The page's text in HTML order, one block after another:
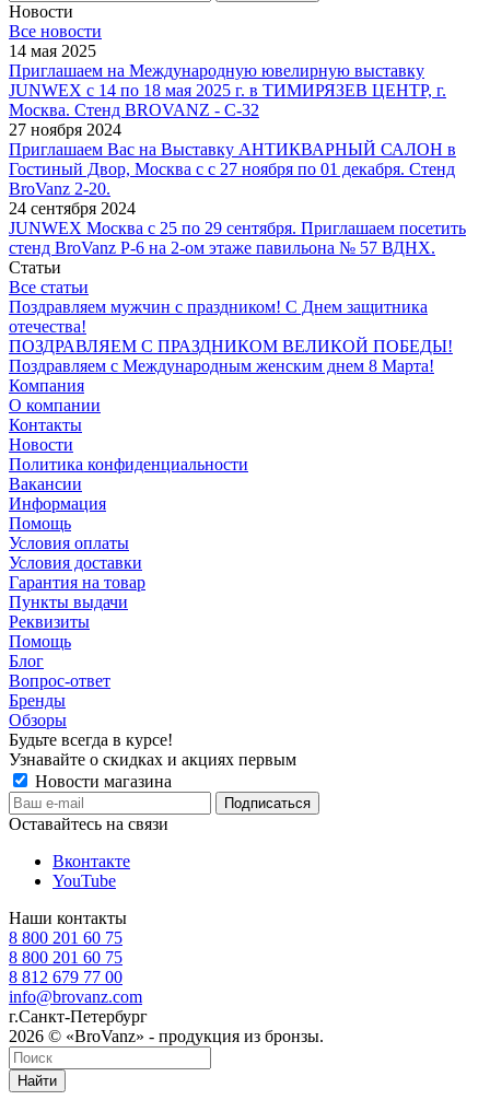
Новости
Все новости
14 мая 2025
Приглашаем на Международную ювелирную выставку
JUNWEX с 14 по 18 мая 2025 г. в ТИМИРЯЗЕВ ЦЕНТР, г.
Москва. Стенд BROVANZ - С-32
27 ноября 2024
Приглашаем Вас на Выставку АНТИКВАРНЫЙ САЛОН в
Гостиный Двор, Москва с с 27 ноября по 01 декабря. Стенд
BroVanz 2-20.
24 сентября 2024
JUNWEX Москва с 25 по 29 сентября. Приглашаем посетить
стенд BroVanz Р-6 на 2-ом этаже павильона № 57 ВДНХ.
Статьи
Все статьи
Поздравляем мужчин с праздником! С Днем защитника
отечества!
ПОЗДРАВЛЯЕМ С ПРАЗДНИКОМ ВЕЛИКОЙ ПОБЕДЫ!
Поздравляем с Международным женским днем 8 Марта!
Компания
О компании
Контакты
Новости
Политика конфиденциальности
Вакансии
Информация
Помощь
Условия оплаты
Условия доставки
Гарантия на товар
Пункты выдачи
Реквизиты
Помощь
Блог
Вопрос-ответ
Бренды
Обзоры
Будьте всегда в курсе!
Узнавайте о скидках и акциях первым
Новости магазина
Оставайтесь на связи
Вконтакте
YouTube
Наши контакты
8 800 201 60 75
8 800 201 60 75
8 812 679 77 00
info@brovanz.com
г.Санкт-Петербург
2026 © «BroVanz» - продукция из бронзы.
Найти